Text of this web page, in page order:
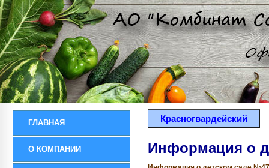
ГЛАВНАЯ
О КОМПАНИИ
Красногвардейский
Информация о